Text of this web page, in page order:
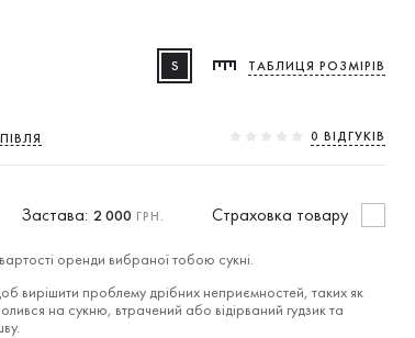
S ТАБЛИЦЯ РОЗМІРІВ
0 ВIДГУКIВ
Застава: 2 000 ГРН. Cтраховка товару
оренди вибраної тобою сукні.
вирішити проблему дрібних неприємностей, таких як
на сукню, втрачений або відірваний гудзик та